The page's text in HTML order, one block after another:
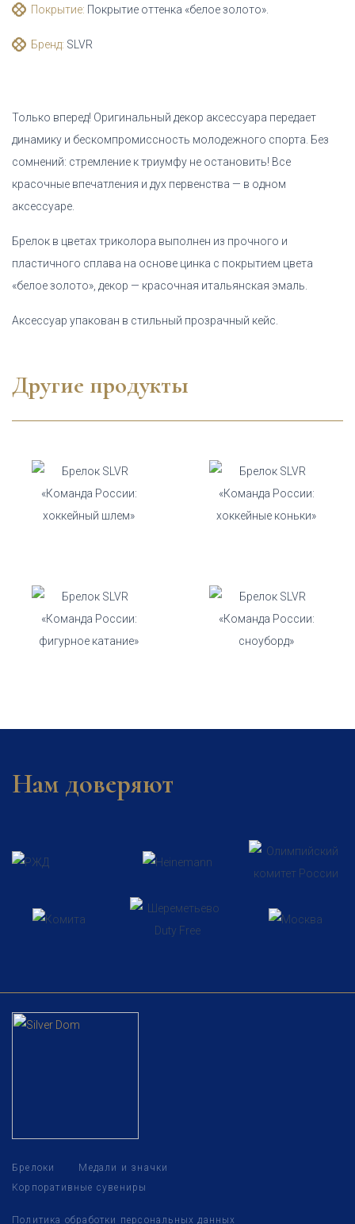
Покрытие: Покрытие оттенка «белое золото».
Бренд: SLVR
Только вперед! Оригинальный декор аксессуара передает
динамику и бескомпромиссность молодежного спорта. Без
сомнений: стремление к триумфу не остановить! Все
красочные впечатления и дух первенства — в одном
аксессуаре.
Брелок в цветах триколора выполнен из прочного и
пластичного сплава на основе цинка с покрытием цвета
«белое золото», декор — красочная итальянская эмаль.
Аксессуар упакован в стильный прозрачный кейс.
Другие продукты
Нам доверяют
Брелоки
Медали и значки
Корпоративные сувениры
Политика обработки персональных данных